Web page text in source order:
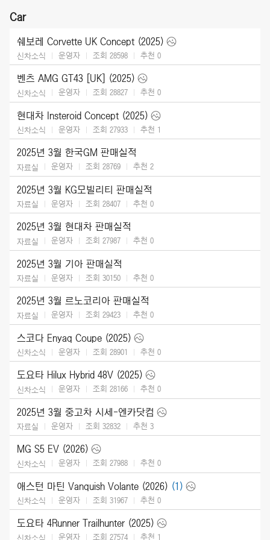
Car
쉐보레 Corvette UK Concept (2025)
신차소식 운영자 조회 28598 추천 0
벤츠 AMG GT43 [UK] (2025)
신차소식 운영자 조회 28827 추천 0
현대차 Insteroid Concept (2025)
신차소식 운영자 조회 27933 추천 1
2025년 3월 한국GM 판매실적
자료실 운영자 조회 28769 추천 2
2025년 3월 KG모빌리티 판매실적
자료실 운영자 조회 28407 추천 0
2025년 3월 현대차 판매실적
자료실 운영자 조회 27987 추천 0
2025년 3월 기아 판매실적
자료실 운영자 조회 30150 추천 0
2025년 3월 르노코리아 판매실적
자료실 운영자 조회 29423 추천 0
스코다 Enyaq Coupe (2025)
신차소식 운영자 조회 28901 추천 0
도요타 Hilux Hybrid 48V (2025)
신차소식 운영자 조회 28166 추천 0
2025년 3월 중고차 시세-엔카닷컴
자료실 운영자 조회 32832 추천 3
MG S5 EV (2026)
신차소식 운영자 조회 27988 추천 0
애스턴 마틴 Vanquish Volante (2026) (1)
신차소식 운영자 조회 31967 추천 0
도요타 4Runner Trailhunter (2025)
신차소식 운영자 조회 27574 추천 1